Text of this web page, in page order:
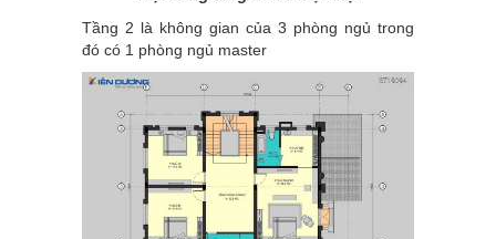
Tầng 2 là không gian của 3 phòng ngủ trong
đó có 1 phòng ngủ master